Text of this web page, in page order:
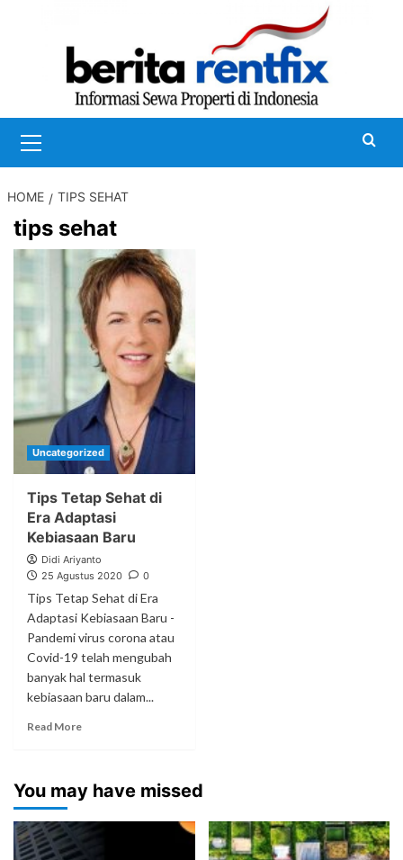
Menu
HOME TIPS SEHAT
tips sehat
Uncategorized
Tips Tetap Sehat di
Era Adaptasi
Kebiasaan Baru
Didi Ariyanto
25 Agustus 2020
0
Tips Tetap Sehat di Era
Adaptasi Kebiasaan Baru -
Pandemi virus corona atau
Covid-19 telah mengubah
banyak hal termasuk
kebiasaan baru dalam...
Read More
You may have missed